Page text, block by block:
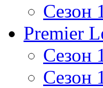
Сезон
Premier
Сезон
Сезон